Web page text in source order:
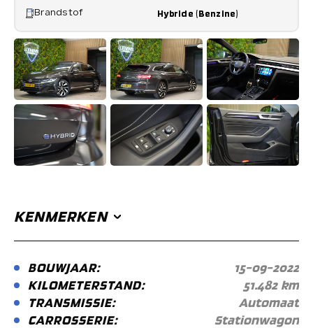
+31 6 23892532
Adres
De Groendijck 43
3466 NJ Waarder
Brandstof Hybride (Benzine)
KENMERKEN
BOUWJAAR:
15-09-2022
KILOMETERSTAND:
51.482 km
TRANSMISSIE:
Automaat
CARROSSERIE:
Stationwagon